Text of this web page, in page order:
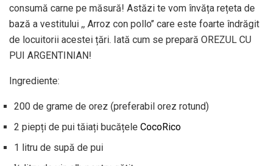
consumă carne pe măsură! Astăzi te vom învăța rețeta de
bază a vestitului ,, Arroz con pollo’’ care este foarte îndrăgit
de locuitorii acestei țări. Iată cum se prepară OREZUL CU
PUI ARGENTINIAN!
Ingrediente:
200 de grame de orez (preferabil orez rotund)
2 piepți de pui tăiați bucățele CocoRico
1 litru de supă de pui